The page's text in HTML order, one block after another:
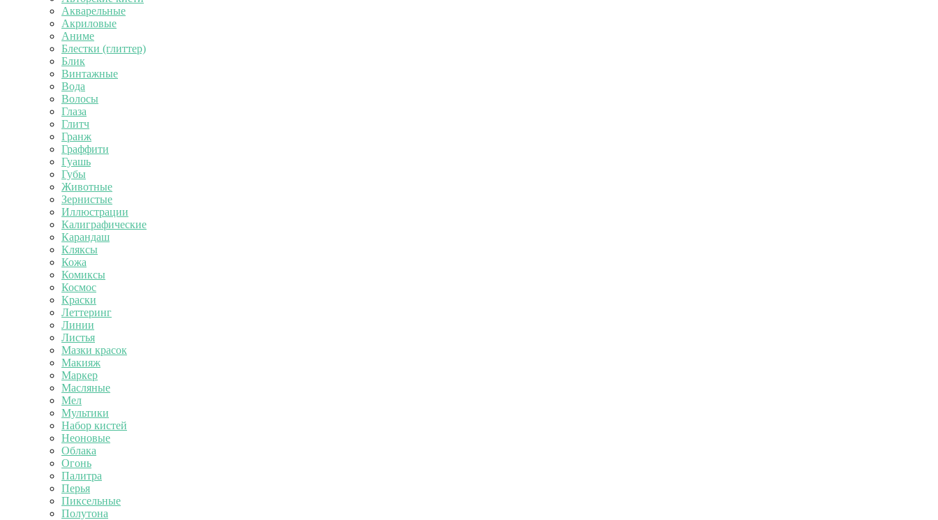
Акварельные
Акриловые
Аниме
Блестки (глиттер)
Блик
Винтажные
Вода
Волосы
Глаза
Глитч
Гранж
Граффити
Гуашь
Губы
Животные
Зернистые
Иллюстрации
Калиграфические
Карандаш
Кляксы
Кожа
Комиксы
Космос
Краски
Леттеринг
Линии
Листья
Мазки красок
Макияж
Маркер
Масляные
Мел
Мультики
Набор кистей
Неоновые
Облака
Огонь
Палитра
Перья
Пиксельные
Полутона